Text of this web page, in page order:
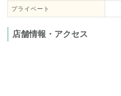
プライベート
店舗情報・アクセス